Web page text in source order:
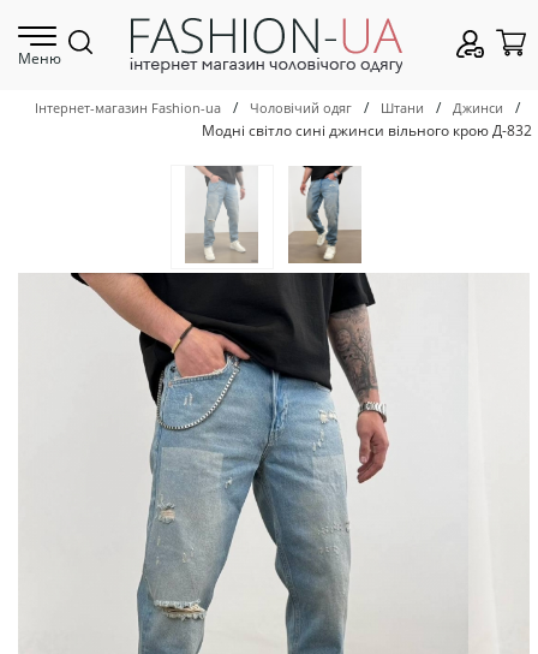
Меню
Інтернет-магазин Fashion-ua / Чоловічий одяг / Штани / Джинси
/
Модні світло сині джинси вільного крою Д-832